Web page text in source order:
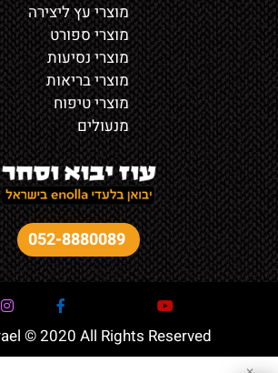
מוצרי עץ ליצירה
מוצרי ספורט
מוצרי נסיעות
מוצרי בריאות
מוצרי טיפוח
מנעולים
052-8880089
© 2020 All Rights Reserved